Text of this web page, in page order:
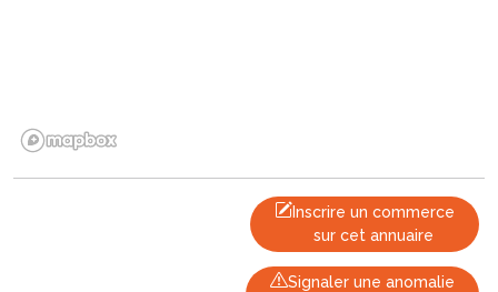
Inscrire un commerce
sur cet annuaire
Signaler une anomalie